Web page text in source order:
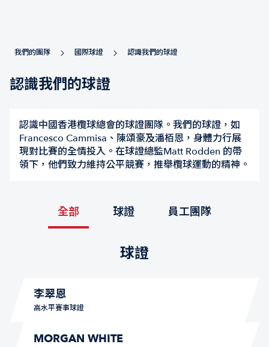
我們的團隊 國際球證 認識我們的球證
認識我們的球證
認識中國香港欖球總會的球證團隊。我們的球證，如
Francesco Cammisa、陳頌豪及潘栢恩，身體力行展
現對比賽的全情投入。在球證總監Matt Rodden 的帶
領下，他們致力維持公平競賽，推舉欖球運動的精神。
全部 球證 員工團隊
球證
李翠恩
高水平賽事球證
MORGAN WHITE